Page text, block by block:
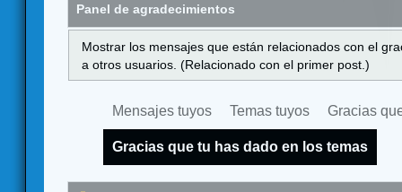
Panel de agradecimientos
Mostrar los mensajes que están relacionados con el
a otros usuarios. (Relacionado con el primer post.)
Mensajes tuyos Temas tuyos Gracias
Gracias que tu has dado en los temas